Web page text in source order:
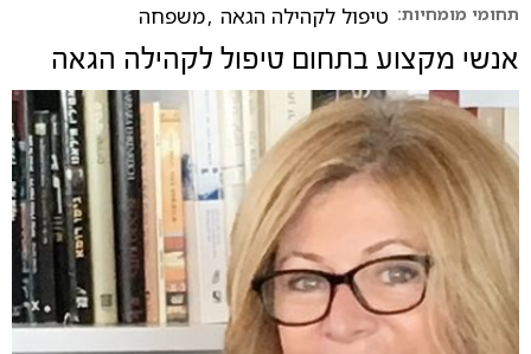
תחומי מומחיות: טיפול לקהילה הגאה ,משפחה
אנשי מקצוע בתחום טיפול לקהילה הגאה